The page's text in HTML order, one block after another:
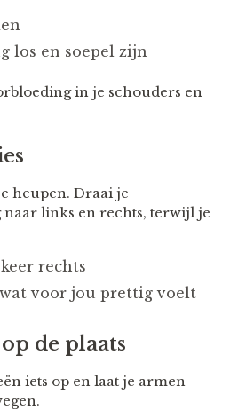
los en soepel zijn
in je schouders en
heupen. Draai je
links en rechts, terwijl je
rechts
voor jou prettig voelt
de plaats
iets op en laat je armen